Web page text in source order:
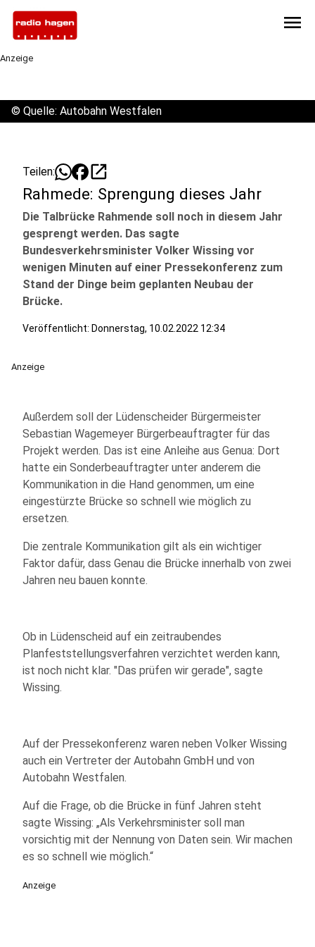
menu
Anzeige
© Quelle: Autobahn Westfalen
Teilen: open_in_new
Rahmede: Sprengung dieses Jahr
Die Talbrücke Rahmende soll noch in diesem Jahr
gesprengt werden. Das sagte
Bundesverkehrsminister Volker Wissing vor
wenigen Minuten auf einer Pressekonferenz zum
Stand der Dinge beim geplanten Neubau der
Brücke.
Veröffentlicht: Donnerstag, 10.02.2022 12:34
Anzeige
Außerdem soll der Lüdenscheider Bürgermeister
Sebastian Wagemeyer Bürgerbeauftragter für das
Projekt werden. Das ist eine Anleihe aus Genua: Dort
hatte ein Sonderbeauftragter unter anderem die
Kommunikation in die Hand genommen, um eine
eingestürzte Brücke so schnell wie möglich zu
ersetzen.
Die zentrale Kommunikation gilt als ein wichtiger
Faktor dafür, dass Genau die Brücke innerhalb von zwei
Jahren neu bauen konnte.
Ob in Lüdenscheid auf ein zeitraubendes
Planfeststellungsverfahren verzichtet werden kann,
ist noch nicht klar. "Das prüfen wir gerade", sagte
Wissing.
Auf der Pressekonferenz waren neben Volker Wissing
auch ein Vertreter der Autobahn GmbH und von
Autobahn Westfalen.
Auf die Frage, ob die Brücke in fünf Jahren steht
sagte Wissing: „Als Verkehrsminister soll man
vorsichtig mit der Nennung von Daten sein. Wir machen
es so schnell wie möglich.“
Anzeige